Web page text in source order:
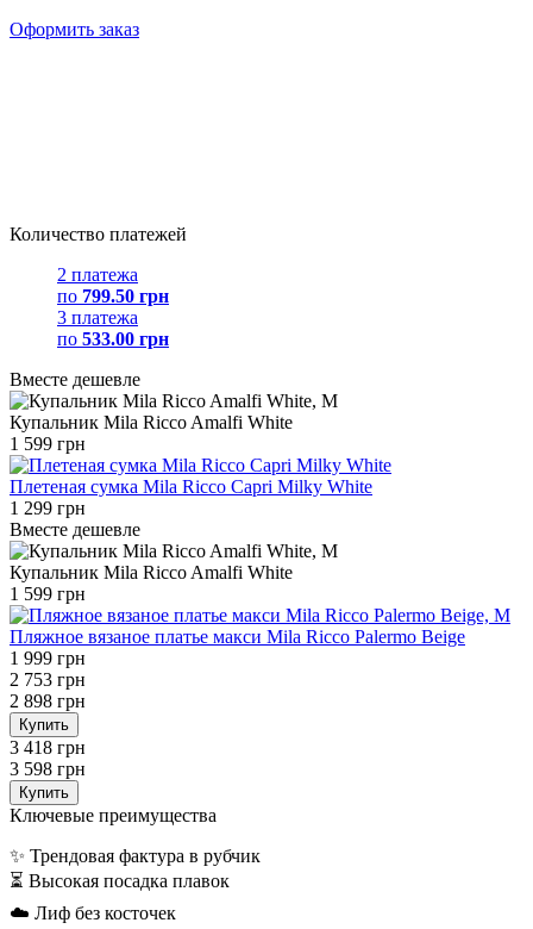
Оформить заказ
Количество платежей
2 платежа
по 799.50 грн
3 платежа
по 533.00 грн
Вместе дешевле
Купальник Mila Ricco Amalfi White
1 599 грн
Плетеная сумка Mila Ricco Capri Milky White
1 299 грн
Вместе дешевле
Купальник Mila Ricco Amalfi White
1 599 грн
Пляжное вязаное платье макси Mila Ricco Palermo Beige
1 999 грн
2 753 грн
2 898 грн
Купить
3 418 грн
3 598 грн
Купить
Ключевые преимущества
✨ Трендовая фактура в рубчик
⏳ Высокая посадка плавок
☁️ Лиф без косточек